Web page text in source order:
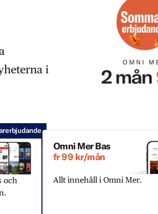
i
och
Omni Mer Bas
fr 99 kr/mån
Allt innehåll i Omni Mer.